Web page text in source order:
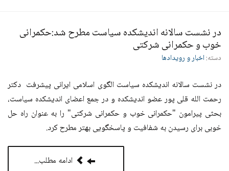
در‌ نشست سالانه اندیشکده سیاست مطرح شد:حکمرانی
خوب و حکمرانی شرکتی
دسته:اخبار و رویدادها
در‌ نشست سالانه اندیشکده سیاست الگوی اسلامی ایرانی پیشرفت دکتر
رحمت الله قلی پور عضو اندیشکده و در جمع اعضای اندیشکده سیاست،
بحثی پیرامون "حکمرانی خوب و حکمرانی شرکتی" را به عنوان راه حل
خوبی برای رسیدن به شفافیت و پاسخگویی بهتر مطرح کرد.
ادامه مطلب...